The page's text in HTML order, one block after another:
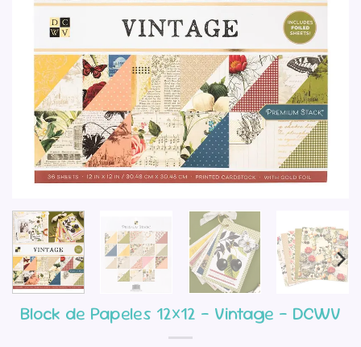
Block de Papeles 12×12 – Vintage – DCWV